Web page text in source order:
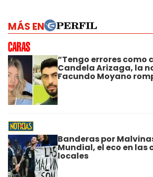
MÁS EN
“Tengo errores como
Candela Arizaga, la
Facundo Moyano
Banderas por
Mundial, el eco en las
locales